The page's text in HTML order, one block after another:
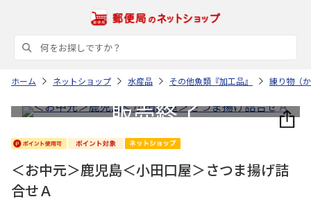
ホーム ネットショップ 水産品 その他魚類『加工品』 練り物（
＜お中元＞鹿児島＜小田口屋＞さつま揚げ詰
合せＡ